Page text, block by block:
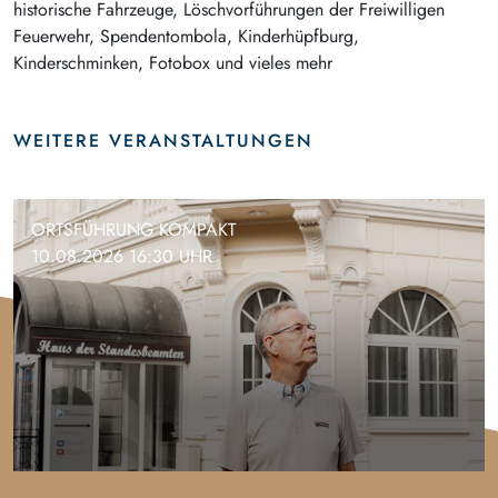
historische Fahrzeuge, Löschvorführungen der Freiwilligen
Feuerwehr, Spendentombola, Kinderhüpfburg,
Kinderschminken, Fotobox und vieles mehr
WEITERE VERANSTALTUNGEN
ORTSFÜHRUNG KOMPAKT
10.08.2026 16:30 UHR